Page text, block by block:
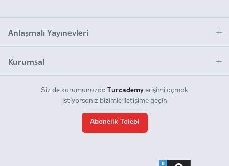
Anlaşmalı Yayınevleri
Kurumsal
Siz de kurumunuzda Turcademy erişimi açmak
istiyorsanız bizimle iletişime geçin
Abonelik Talebi